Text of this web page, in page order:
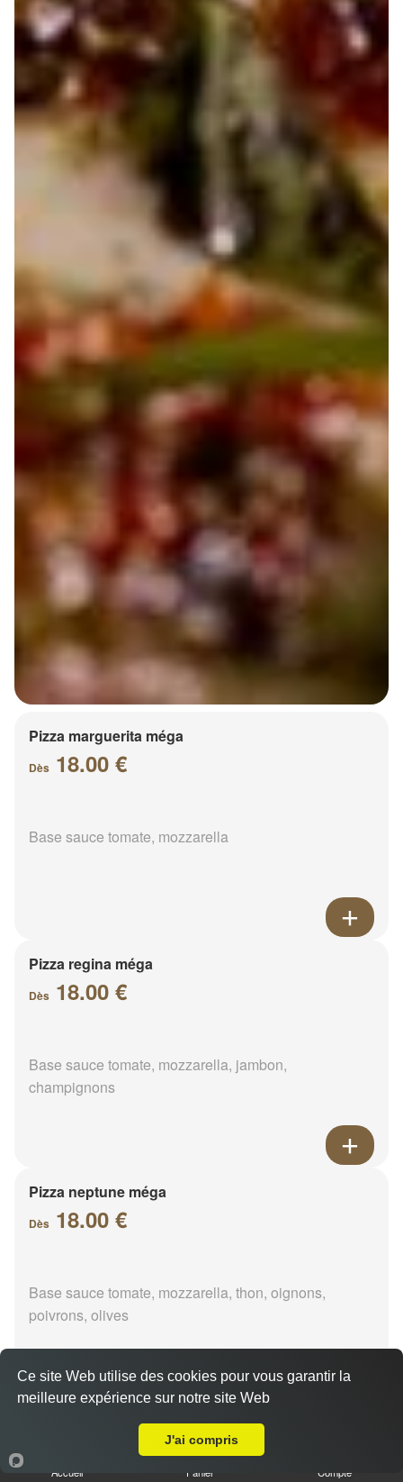
Pizza marguerita méga
Dès 18.00 €
Base sauce tomate, mozzarella
Pizza regina méga
Dès 18.00 €
Base sauce tomate, mozzarella, jambon,
champignons
Pizza neptune méga
Dès 18.00 €
Base sauce tomate, mozzarella, thon, oignons,
poivrons, olives
Pizza napolitaine méga
Accueil Panier Compte
Ce site Web utilise des cookies pour vous garantir la
meilleure expérience sur notre site Web
J'ai compris